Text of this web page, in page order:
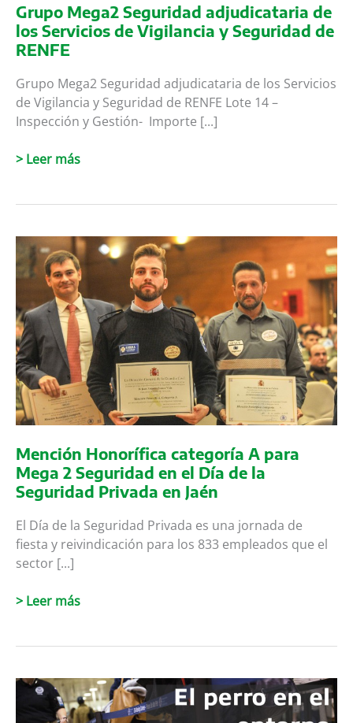
Grupo Mega2 Seguridad adjudicataria de
los Servicios de Vigilancia y Seguridad de
RENFE
Grupo Mega2 Seguridad adjudicataria de los Servicios
de Vigilancia y Seguridad de RENFE Lote 14 –
Inspección y Gestión- Importe [...]
Grupo
de
los
Servicios
Vigilancia
y
Seguridad
de
RENFE
> Leer más
Mención Honorífica categoría A para
Mega 2 Seguridad en el Día de la
Seguridad Privada en Jaén
El Día de la Seguridad Privada es una jornada de
fiesta y reivindicación para los 833 empleados que el
sector [...]
Mención
para
Mega
> Leer más